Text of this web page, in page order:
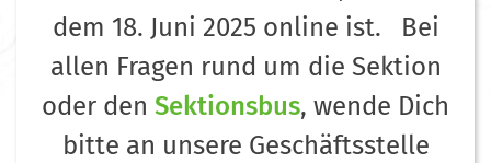
dem 18. Juni 2025 online ist. Bei
allen Fragen rund um die Sektion
oder den Sektionsbus, wende Dich
bitte an unsere Geschäftsstelle